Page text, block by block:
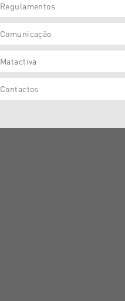
Regulamentos
Comunicação
Matactiva
Contactos